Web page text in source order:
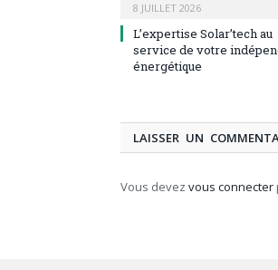
8 JUILLET 2026
L’expertise Solar’tech au
service de votre
énergétique
LAISSER UN
Vous devez vous connecter